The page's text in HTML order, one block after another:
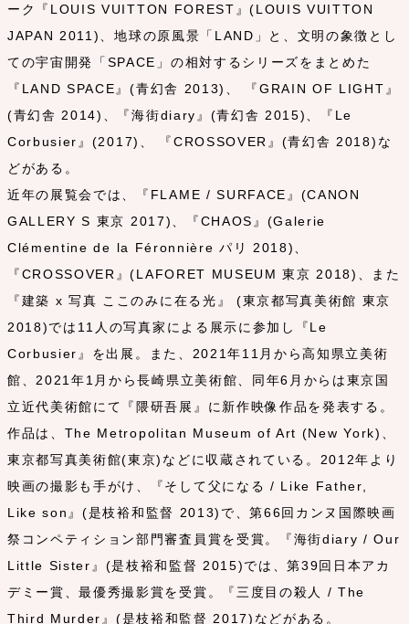
ーク『LOUIS VUITTON FOREST』(LOUIS VUITTON
JAPAN 2011)、地球の原風景「LAND」と、文明の象徴とし
ての宇宙開発「SPACE」の相対するシリーズをまとめた
『LAND SPACE』(青幻舎 2013)、 『GRAIN OF LIGHT』
(青幻舎 2014)、『海街diary』(青幻舎 2015)、『Le
Corbusier』(2017)、 『CROSSOVER』(青幻舎 2018)な
どがある。
近年の展覧会では、『FLAME / SURFACE』(CANON
GALLERY S 東京 2017)、『CHAOS』(Galerie
Clémentine de la Féronnière パリ 2018)、
『CROSSOVER』(LAFORET MUSEUM 東京 2018)、また
『建築 x 写真 ここのみに在る光』 (東京都写真美術館 東京
2018)では11人の写真家による展示に参加し『Le
Corbusier』を出展。また、2021年11月から高知県立美術
館、2021年1月から長崎県立美術館、同年6月からは東京国
立近代美術館にて『隈研吾展』に新作映像作品を発表する。
作品は、The Metropolitan Museum of Art (New York)、
東京都写真美術館(東京)などに収蔵されている。2012年より
映画の撮影も手がけ、『そして父になる / Like Father,
Like son』(是枝裕和監督 2013)で、第66回カンヌ国際映画
祭コンペティション部門審査員賞を受賞。『海街diary / Our
Little Sister』(是枝裕和監督 2015)では、第39回日本アカ
デミー賞、最優秀撮影賞を受賞。『三度目の殺人 / The
Third Murder』(是枝裕和監督 2017)などがある。